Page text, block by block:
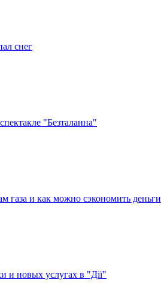
снег
"Безталанна"
газа и как можно сэкономить деньги
и новых услугах в "Дії"